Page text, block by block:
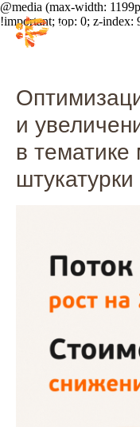
@media (max-width:
!important; top: 0; z-index:
и
в тематике
штукатурки